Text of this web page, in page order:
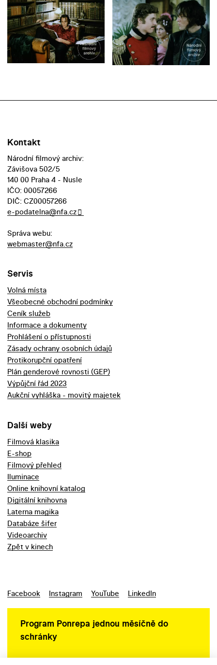
Kontakt
Národní filmový archiv:
Závišova 502/5
140 00 Praha 4 - Nusle
IČO: 00057266
DIČ: CZ00057266
e-podatelna@nfa.cz
Správa webu:
webmaster@nfa.cz
Servis
Volná místa
Všeobecné obchodní podmínky
Ceník služeb
Informace a dokumenty
Prohlášení o přístupnosti
Zásady ochrany osobních údajů
Protikorupční opatření
Plán genderové rovnosti (GEP)
Výpůjční řád 2023
Aukční vyhláška - movitý majetek
Další weby
Filmová klasika
E-shop
Filmový přehled
Iluminace
Online knihovní katalog
Digitální knihovna
Laterna magika
Databáze šifer
Videoarchiv
Zpět v kinech
Facebook Instagram YouTube LinkedIn
Program Ponrepa jednou měsíčně do
schránky